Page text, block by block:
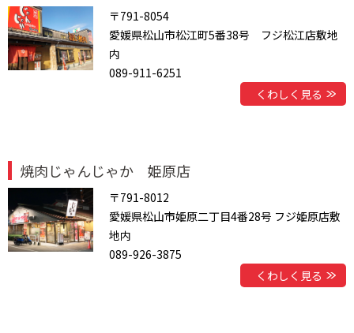
〒791-8054
愛媛県松山市松江町5番38号 フジ松江店敷地
内
089-911-6251
くわしく見る
焼肉じゃんじゃか 姫原店
〒791-8012
愛媛県松山市姫原二丁目4番28号 フジ姫原店敷
地内
089-926-3875
くわしく見る